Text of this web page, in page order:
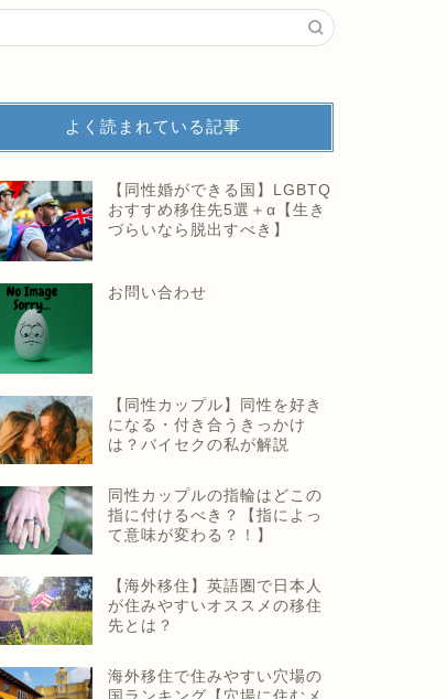
よく読まれている記事
【同性婚ができる国】LGBTQ
おすすめ移住先5選＋α【生き
づらいなら脱出すべき】
お問い合わせ
【同性カップル】同性を好き
になる・付き合うきっかけ
は？バイセクの私が解説
同性カップルの指輪はどこの
指に付けるべき？【指によっ
て意味が変わる？！】
【海外移住】英語圏で日本人
が住みやすいオススメの移住
先とは？
海外移住で住みやすい穴場の